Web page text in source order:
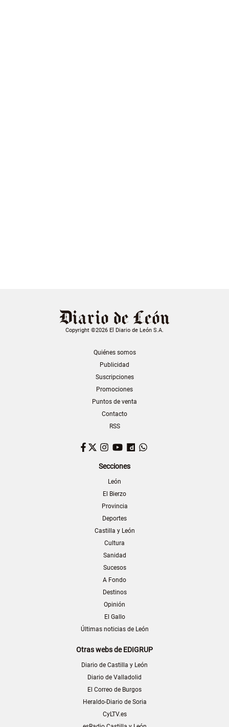
Copyright ©2026 El Diario de León S.A.
Quiénes somos
Publicidad
Suscripciones
Promociones
Puntos de venta
Contacto
RSS
Facebook
TwitterInstagram
YouTubeDailymotion
Secciones
León
El Bierzo
Provincia
Deportes
Castilla y León
Cultura
Sanidad
Sucesos
A Fondo
Destinos
Opinión
El Gallo
Últimas noticias de León
Otras webs de EDIGRUP
Diario de Castilla y León
Diario de Valladolid
El Correo de Burgos
Heraldo-Diario de Soria
CyLTV.es